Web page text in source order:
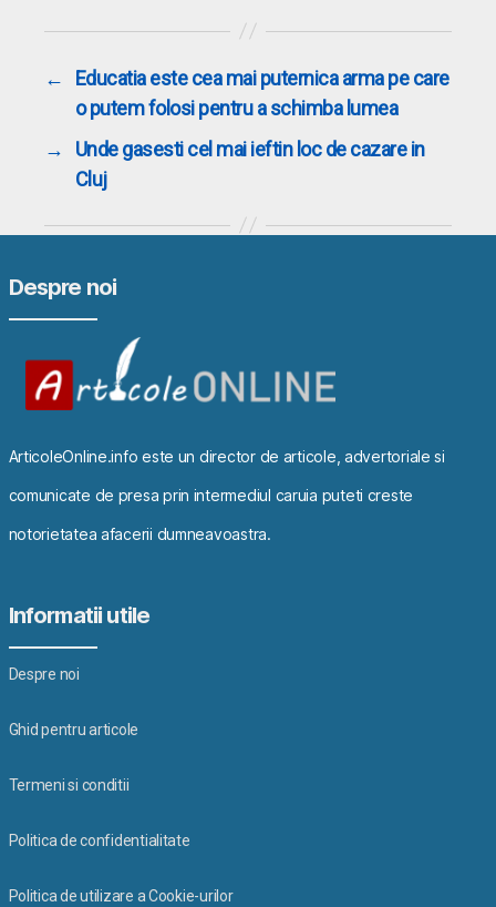
←
Educatia este cea mai puternica arma pe care
o putem folosi pentru a schimba lumea
→
Unde gasesti cel mai ieftin loc de cazare in
Cluj
Despre noi
ArticoleOnline.info este un director de articole, advertoriale si
comunicate de presa prin intermediul caruia puteti creste
notorietatea afacerii dumneavoastra.
Informatii utile
Despre noi
Ghid pentru articole
Termeni si conditii
Politica de confidentialitate
Politica de utilizare a Cookie-urilor